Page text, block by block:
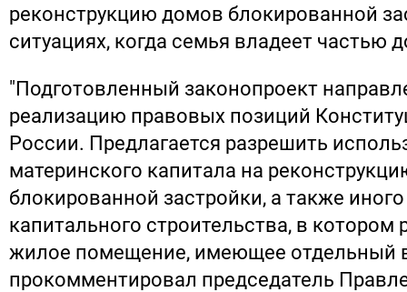
реконструкцию домов блокированной
ситуациях, когда семья владеет частью
"Подготовленный законопроект
реализацию правовых позиций
России. Предлагается разрешить
материнского капитала на
блокированной застройки, а также
капитального строительства, в
жилое помещение, имеющее отдельный
прокомментировал председатель